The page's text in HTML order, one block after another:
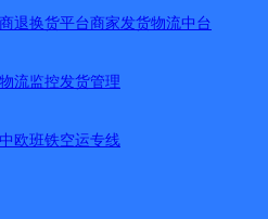
退换货平台商家发货物流中台
物流监控发货管理
中欧班铁空运专线
速递(297) 中通快递(120)
尔滨市,快递